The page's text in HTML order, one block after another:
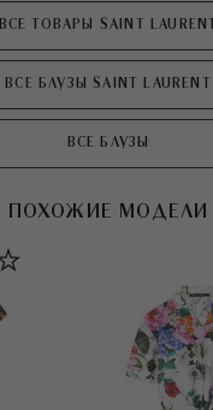
ВСЕ ТОВАРЫ SAINT LAURENT
ВСЕ БЛУЗЫ SAINT LAURENT
ВСЕ БЛУЗЫ
ПОХОЖИЕ МОДЕЛИ